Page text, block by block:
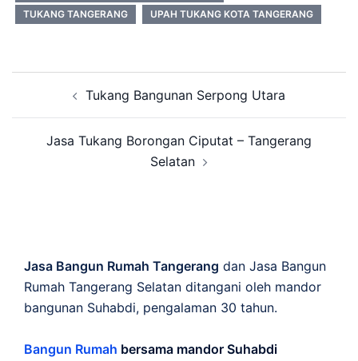
TUKANG TANGERANG
UPAH TUKANG KOTA TANGERANG
navigationTukang Bangunan Serpong Utara
Jasa Tukang Borongan Ciputat – Tangerang
Selatan
Jasa Bangun Rumah Tangerang dan Jasa Bangun
Rumah Tangerang Selatan ditangani oleh mandor
bangunan Suhabdi, pengalaman 30 tahun.
Bangun Rumah bersama mandor Suhabdi